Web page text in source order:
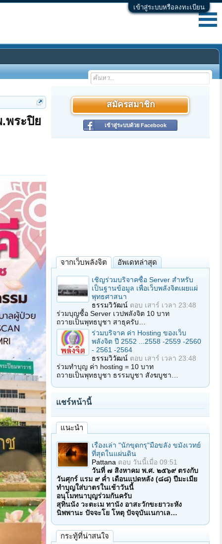
เข้าสู่ระบบหรือลงทะเบียน
พระปิย
สมัครสมาชิก
เข้าสู่ระบบด้วย Facebook
จากเว็บพลังจิต อัพเดทล่าสุด
เชิญร่วมบริจาคซื้อ Server สำหรับ
เป็นฐานข้อมูล เพื่อเว็บพลังจิตเผยแผ่
พุทธศาสนา
ธรรมวิวัฒน์ ตอบ เสาร์ เวลา 23:48
ร่วมบุญซื้อ Server เวปพลังจิต 10 บาท
ถวายเป็นพุทธบูชา สาธุครับ…
ร่วมบริจาค ค่า Hosting ของเว็บ
พลังจิต ปี 2552 ...2558 -2559 -2560
- 2561 -2564
ธรรมวิวัฒน์ ตอบ เสาร์ เวลา 23:48
ร่วมทำบุญ ค่า hosting = 10 บาท
ถวายเป็นพุทธบูชา ธรรมบูชา สังฆบูชา…
แชร์หน้านี้
แนะนำ
เรื่องเล่า "นักขุดกรุ"มือขลัง ขมังเวทย์
ที่สุดในแผ่นดิน
Pattana ตอบ วันนี้เมื่อ 09:51
วันที่ ๗ สิงหาคม พ.ศ. ๒๕๖๙ ตรงกับ
วันศุกร์ แรม ๙ ค่ำ เดือนแปดหลัง (๘๘) ปีมะเมีย
ทำบุญใส่บาตรในเช้าวันนี้
อนุโมทนาบุญร่วมกันครับ
สุทินนัง วะตะเม ทานัง อาสะวักขะยาวะหัง
นิพพานะ ปัจจะโย โหตุ ปัจจุบันเนกาเล…
กระทู้ที่น่าสนใจ